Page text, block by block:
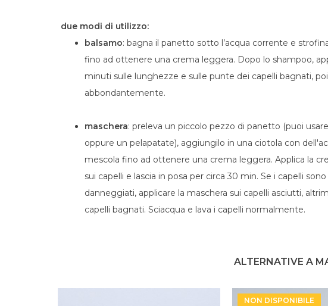
due modi di utilizzo:
balsamo: bagna il panetto sotto l’acqua corrente e
fino ad ottenere una crema leggera. Dopo lo shampoo,
minuti sulle lunghezze e sulle punte dei capelli bagnati,
abbondantemente.
maschera: preleva un piccolo pezzo di panetto (puoi
oppure un pelapatate), aggiungilo in una ciotola con
mescola fino ad ottenere una crema leggera. Applica la
sui capelli e lascia in posa per circa 30 min. Se i capelli
danneggiati, applicare la maschera sui capelli asciutti,
capelli bagnati. Sciacqua e lava i capelli normalmente.
ALTERNATIVE A
NON DISPONIBILE